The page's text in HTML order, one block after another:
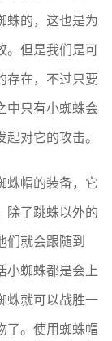
蛛的，这也是为
。但是我们是可
存在，不过只要
中只有小蜘蛛会
对它的攻击。
蛛帽的装备，它
除了跳蛛以外的
们就会跟随到
小蜘蛛都是会上
蛛就可以战胜一
了。使用蜘蛛帽